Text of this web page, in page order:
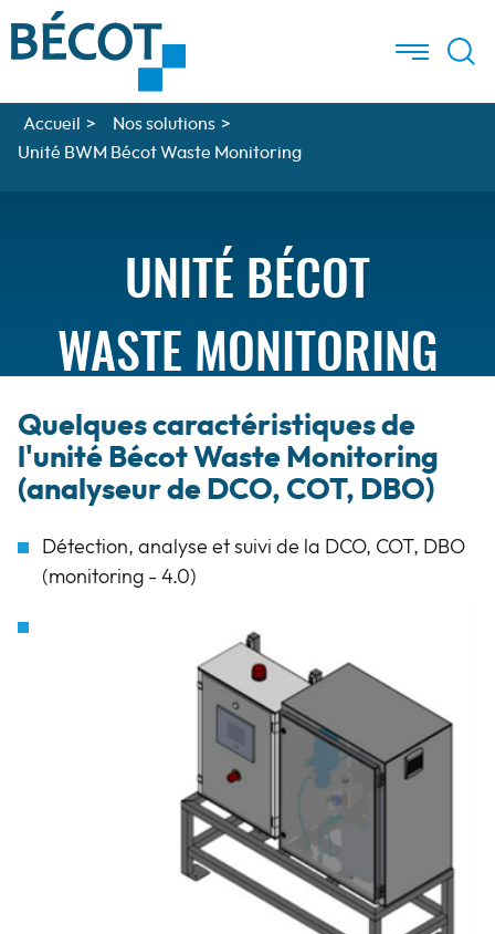
Aller à la recherche
Aller au texte
Aller au menu
Passer
contenu
Menu
principal
Menu
Accueil > Nos solutions >
Unité BWM Bécot Waste Monitoring
UNITÉ BÉCOT
WASTE MONITORING
ANALYSEUR DE DCO,
COT,DBO
Quelques caractéristiques de
l'unité Bécot Waste Monitoring
(analyseur de DCO, COT, DBO)
Détection, analyse et suivi de la DCO, COT, DBO
(monitoring - 4.0)